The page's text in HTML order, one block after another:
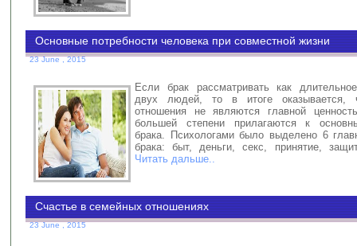
Основные потребности человека при совместной жизни
23 June , 2015
Если брак рассматривать как
двух людей, то в итоге оказывается,
отношения не являются главной
большей степени прилагаются к
брака. Психологами было выделено 6
брака: быт, деньги, секс, принятие,
Читать дальше..
Счастье в семейных отношениях
23 June , 2015